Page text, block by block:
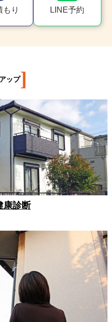
もり LINE予約
ップ]
康診断